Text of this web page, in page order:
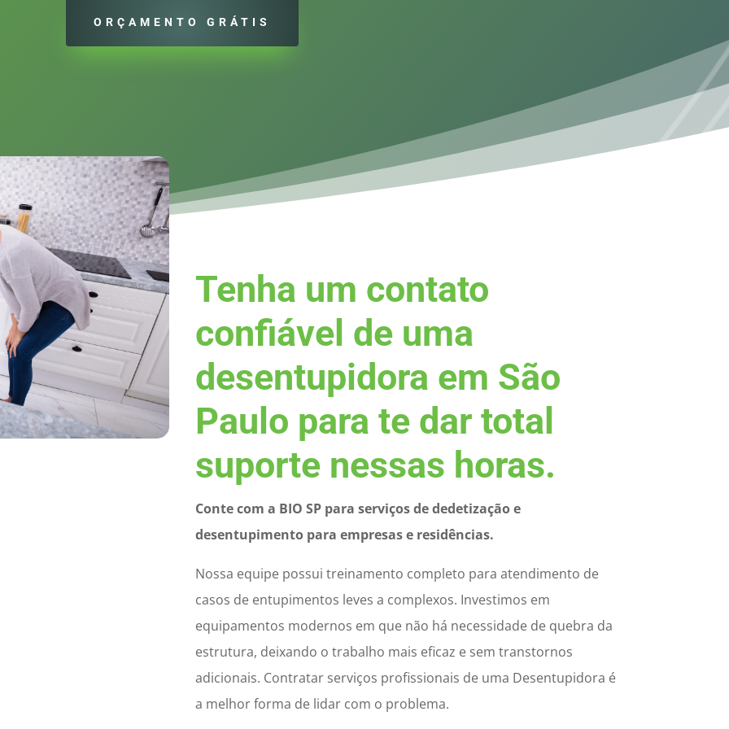
ORÇAMENTO GRÁTIS
Tenha um contato
confiável de uma
desentupidora em São
Paulo para te dar total
suporte nessas horas.
Conte com a BIO SP para serviços de dedetização e
desentupimento para empresas e residências.
Nossa equipe possui treinamento completo para atendimento de
casos de entupimentos leves a complexos. Investimos em
equipamentos modernos em que não há necessidade de quebra da
estrutura, deixando o trabalho mais eficaz e sem transtornos
adicionais. Contratar serviços profissionais de uma Desentupidora é
a melhor forma de lidar com o problema.